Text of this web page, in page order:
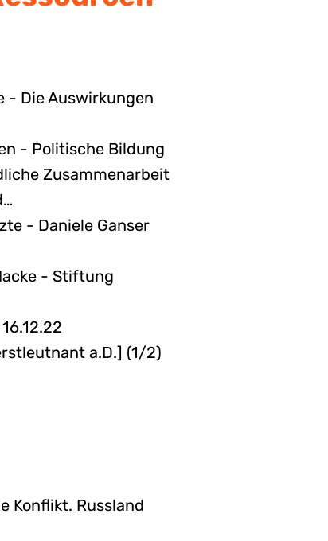
- Die Auswirkungen
- Politische Bildung
Zusammenarbeit
- Daniele Ganser
- Stiftung
a.D.] (1/2)
Konflikt. Russland